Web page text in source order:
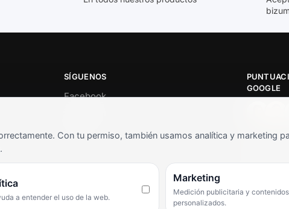
SÍGUENOS
Facebook
GOOGLE
★★★★★
con
siempre
servicio de
Con tu permiso, también usamos analítica y marketing
a entender el uso de la web.
Marketing
Medición publicitaria y contenidos
personalizados.